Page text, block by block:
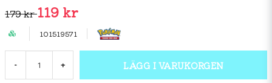
179 kr119 kr
101519571
- + LÄGG I VARUKORGEN